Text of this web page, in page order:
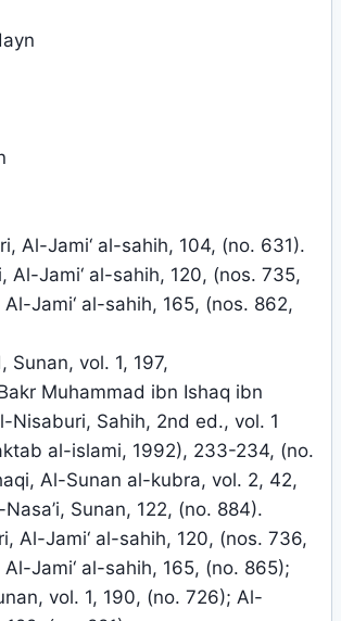
Al-Jami‘ al-sahih, 104, (no. 631).
Al-Jami‘ al-sahih, 120, (nos. 735,
Jami‘ al-sahih, 165, (nos. 862,
Sunan, vol. 1, 197,
Muhammad ibn Ishaq ibn
Nisaburi, Sahih, 2nd ed., vol. 1
al-islami, 1992), 233-234, (no.
Al-Sunan al-kubra, vol. 2, 42,
Sunan, 122, (no. 884).
Al-Jami‘ al-sahih, 120, (nos. 736,
Jami‘ al-sahih, 165, (no. 865);
vol. 1, 190, (no. 726); Al-